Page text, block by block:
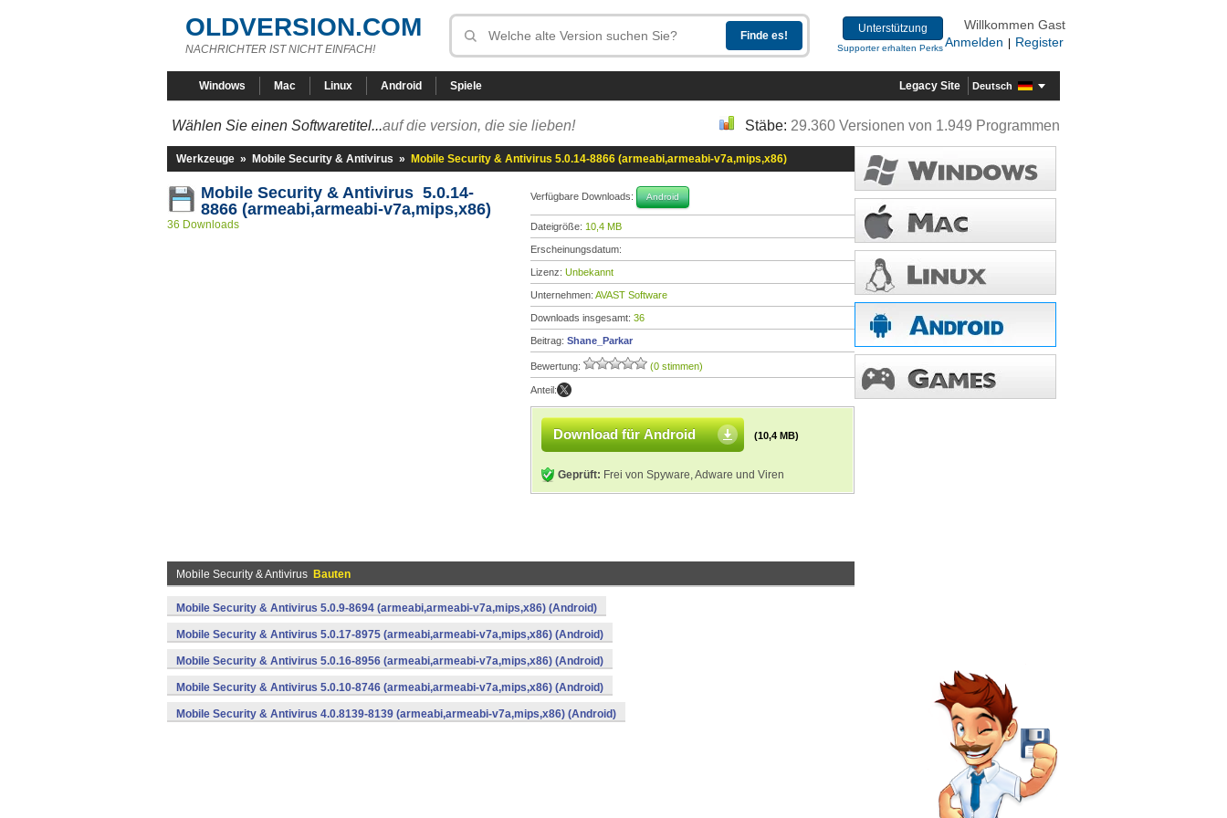
OLDVERSION.COM
NACHRICHTER IST NICHT EINFACH!
Unterstützung
Supporter erhalten Perks
Willkommen Gast
Anmelden
Register
Windows Mac Linux Android Spiele Legacy Site Deutsch
Wählen Sie einen Softwaretitel...auf die version, die sie lieben! Stäbe: 29.360 Versionen von 1.949 Programmen
Werkzeuge » Mobile Security & Antivirus » Mobile Security & Antivirus 5.0.14-8866 (armeabi,armeabi-v7a,mips,x86)
Mobile Security & Antivirus 5.0.14-
8866 (armeabi,armeabi-v7a,mips,x86)
36 Downloads
Verfügbare Downloads: Android
Dateigröße: 10,4 MB
Erscheinungsdatum:
Lizenz: Unbekannt
Unternehmen: AVAST Software
Downloads insgesamt: 36
Beitrag: Shane_Parkar
Bewertung: (0 stimmen)
Anteil:
Download für Android (10,4 MB)
Geprüft: Frei von Spyware, Adware und Viren
Mobile Security & Antivirus Bauten
Mobile Security & Antivirus 5.0.9-8694 (armeabi,armeabi-v7a,mips,x86) (Android)
Mobile Security & Antivirus 5.0.17-8975 (armeabi,armeabi-v7a,mips,x86) (Android)
Mobile Security & Antivirus 5.0.16-8956 (armeabi,armeabi-v7a,mips,x86) (Android)
Mobile Security & Antivirus 5.0.10-8746 (armeabi,armeabi-v7a,mips,x86) (Android)
Mobile Security & Antivirus 4.0.8139-8139 (armeabi,armeabi-v7a,mips,x86) (Android)